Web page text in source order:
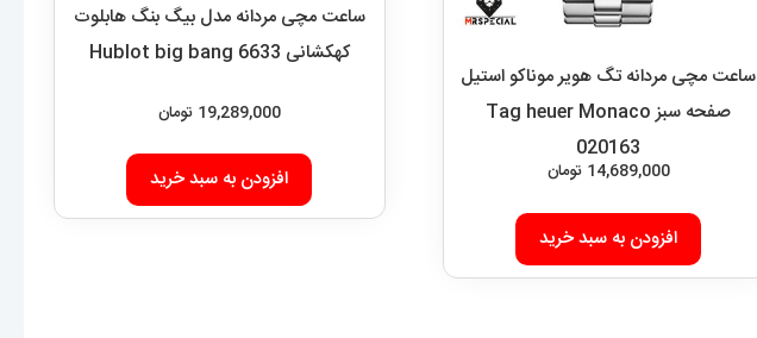
ساعت مچی مردانه تگ هویر موناکو استیل
صفحه سبز Tag heuer Monaco
020163
14,689,000 تومان
افزودن به سبد خرید